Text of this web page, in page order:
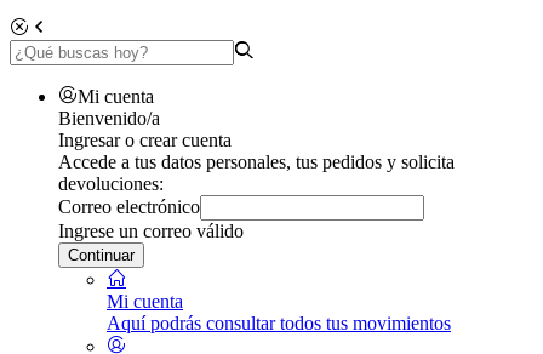
Mi cuenta
Bienvenido/a
Ingresar o crear cuenta
Accede a tus datos personales, tus pedidos y solicita
devoluciones:
Correo electrónico
Ingrese un correo válido
Continuar
Mi cuenta
Aquí podrás consultar todos tus movimientos